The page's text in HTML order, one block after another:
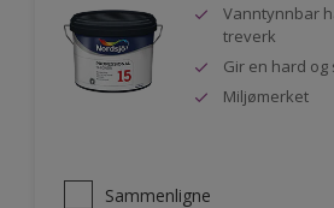
Vanntynnbar
treverk
Gir en hard
Miljømerket
Sammenligne